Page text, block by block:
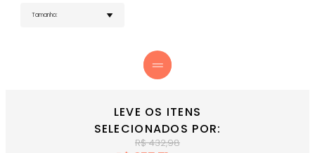
LEVE OS ITENS
SELECIONADOS POR:
R$432,98